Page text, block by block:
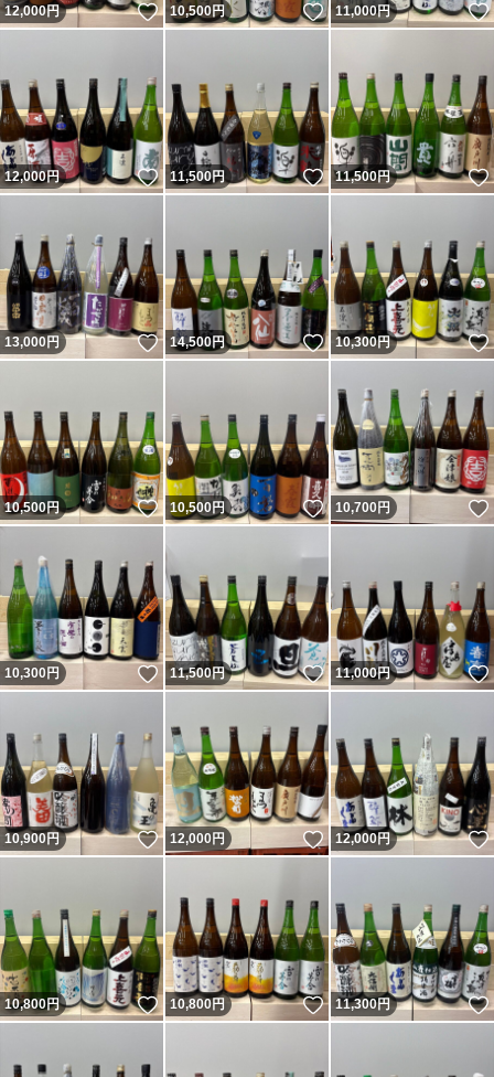
12,000円 いいね！
10,500円 いいね！
11,000円
12,000円 いいね！
11,500円 いいね！
11,500円
13,000円 いいね！
14,500円 いいね！
10,300円
10,500円 いいね！
10,500円 いいね！
10,700円
10,300円 いいね！
11,500円 いいね！
11,000円
10,900円 いいね！
12,000円 いいね！
12,000円
10,800円 いいね！
10,800円 いいね！
11,300円